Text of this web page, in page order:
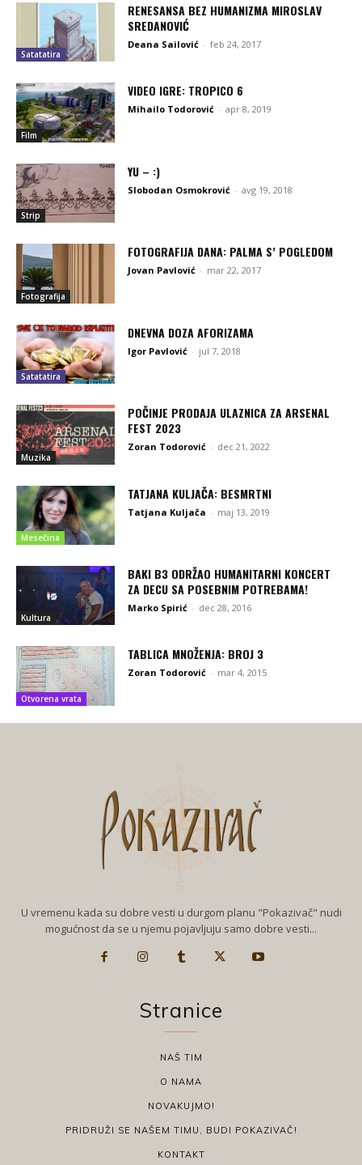
Satatatira
RENESANSA BEZ HUMANIZMA MIROSLAV
SREDANOVIĆ
Deana Sailović - feb 24, 2017
Film
VIDEO IGRE: TROPICO 6
Mihailo Todorović - apr 8, 2019
Strip
YU – :)
Slobodan Osmokrović - avg 19, 2018
Fotografija
FOTOGRAFIJA DANA: PALMA S’ POGLEDOM
Jovan Pavlović - mar 22, 2017
Satatatira
DNEVNA DOZA AFORIZAMA
Igor Pavlović - jul 7, 2018
Muzika
POČINJE PRODAJA ULAZNICA ZA ARSENAL
FEST 2023
Zoran Todorović - dec 21, 2022
Mesečina
TATJANA KULJAČA: BESMRTNI
Tatjana Kuljača - maj 13, 2019
Kultura
BAKI B3 ODRŽAO HUMANITARNI KONCERT
ZA DECU SA POSEBNIM POTREBAMA!
Marko Spirić - dec 28, 2016
Otvorena vrata
TABLICA MNOŽENJA: BROJ 3
Zoran Todorović - mar 4, 2015
U vremenu kada su dobre vesti u durgom planu "Pokazivač" nudi
mogućnost da se u njemu pojavljuju samo dobre vesti...
Stranice
NAŠ TIM
O NAMA
NOVAKUJMO!
PRIDRUŽI SE NAŠEM TIMU, BUDI POKAZIVAČ!
KONTAKT